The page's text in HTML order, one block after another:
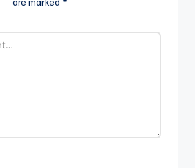
are marked *